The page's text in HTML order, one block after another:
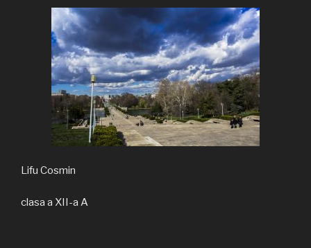
Lifu Cosmin
clasa a XII-a A